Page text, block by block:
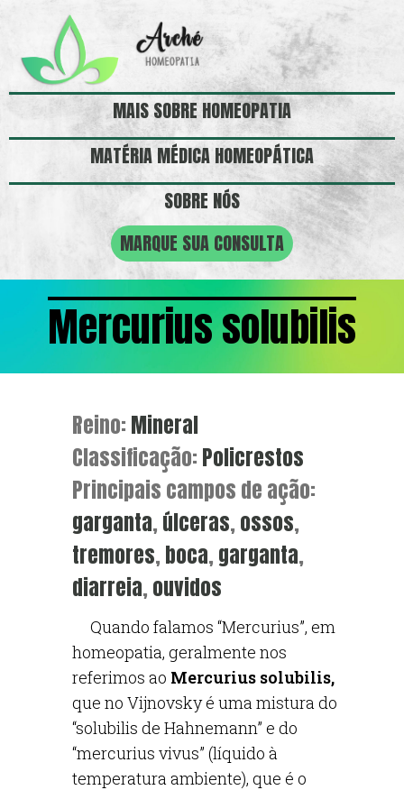
MAIS SOBRE HOMEOPATIA
MATÉRIA MÉDICA HOMEOPÁTICA
SOBRE NÓS
MARQUE SUA CONSULTA
Mercurius solubilis
Reino: Mineral
Classificação: Policrestos
Principais campos de ação:
garganta, úlceras, ossos,
tremores, boca, garganta,
diarreia, ouvidos
Quando falamos “Mercurius”, em
homeopatia, geralmente nos
referimos ao Mercurius solubilis,
que no Vijnovsky é uma mistura do
“solubilis de Hahnemann” e do
“mercurius vivus” (líquido à
temperatura ambiente), que é o